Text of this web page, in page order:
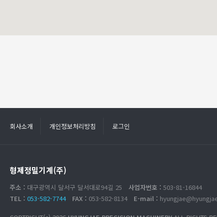
회사소개 개인정보처리방침 로그인
형제정밀기계(주)
주소 : 대구광역시 달서구 달서대로94길 25 사업자번호 : 503-81-16844
TEL : 053-582-7744 FAX : 053-582-8134 E-mail :